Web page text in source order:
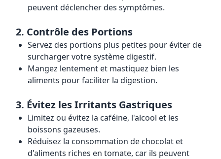
peuvent déclencher des symptômes.
2. Contrôle des Portions
Servez des portions plus petites pour éviter de
surcharger votre système digestif.
Mangez lentement et mastiquez bien les
aliments pour faciliter la digestion.
3. Évitez les Irritants Gastriques
Limitez ou évitez la caféine, l'alcool et les
boissons gazeuses.
Réduisez la consommation de chocolat et
d'aliments riches en tomate, car ils peuvent